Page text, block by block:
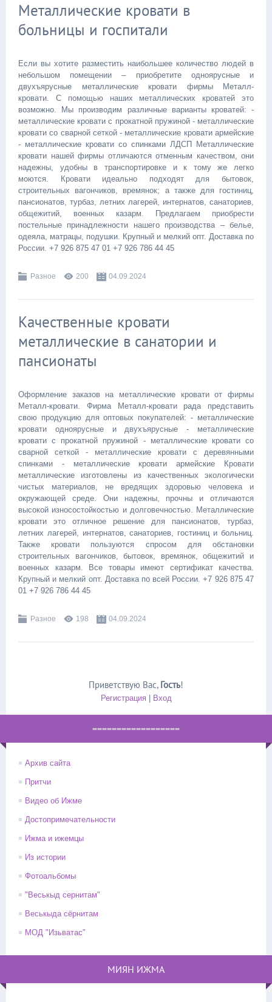
Металлические кровати в
больницы и госпитали
Если вы хотите разместить наибольшее количество людей в
небольшом помещении – приобретите одноярусные и
двухъярусные металлические кровати фирмы Металл-
кровати. С помощью наших металлических кроватей это
возможно. Мы производим различные варианты кроватей: -
металлические кровати с прокатной пружиной - металлические
кровати со сварной сеткой - металлические кровати армейские
- металлические кровати со спинками ЛДСП Металлические
кровати нашей фирмы отличаются отменным качеством, они
надежны, удобны в транспортировке и к тому же легко
моются. Кровати идеально подходят для бытовок,
строительных вагончиков, времянок; а также для гостиниц,
пансионатов, турбаз, летних лагерей, интернатов, санаториев,
общежитий, военных казарм. Предлагаем приобрести
постельные принадлежности нашего производства – белье,
одеяла, матрацы, подушки. Крупный и мелкий опт. Доставка по
России. +7 926 875 47 01 +7 926 786 44 45
Разное 200 04.09.2024
Качественные кровати
металлические в санатории и
пансионаты
Оформление заказов на металлические кровати от фирмы
Металл-кровати. Фирма Металл-кровати рада представить
свою продукцию для оптовых покупателей: - металлические
кровати одноярусные и двухъярусные - металлические
кровати с прокатной пружиной - металлические кровати со
сварной сеткой - металлические кровати с деревянными
спинками - металлические кровати армейские Кровати
металлические изготовлены из качественных экологически
чистых материалов, не вредящих здоровью человека и
окружающей среде. Они надежны, прочны и отличаются
высокой износостойкостью и долговечностью. Металлические
кровати это отличное решение для пансионатов, турбаз,
летних лагерей, интернатов, санаториев, гостиниц и больниц.
Также кровати пользуются спросом для обстановки
строительных вагончиков, бытовок, времянок, общежитий и
военных казарм. Все товары имеют сертификат качества.
Крупный и мелкий опт. Доставка по всей России. +7 926 875 47
01 +7 926 786 44 45
Разное 198 04.09.2024
Приветствую Вас, Гость!
Регистрация| Вход
==================
Архив сайта
Притчи
Видео об Ижме
Достопримечательности
Ижма и ижемцы
Из истории
Фотоальбомы
"Веськыд сернитам"
Веськыда сёрнитам
МОД "Изьватас"
МИЯН ИЖМА